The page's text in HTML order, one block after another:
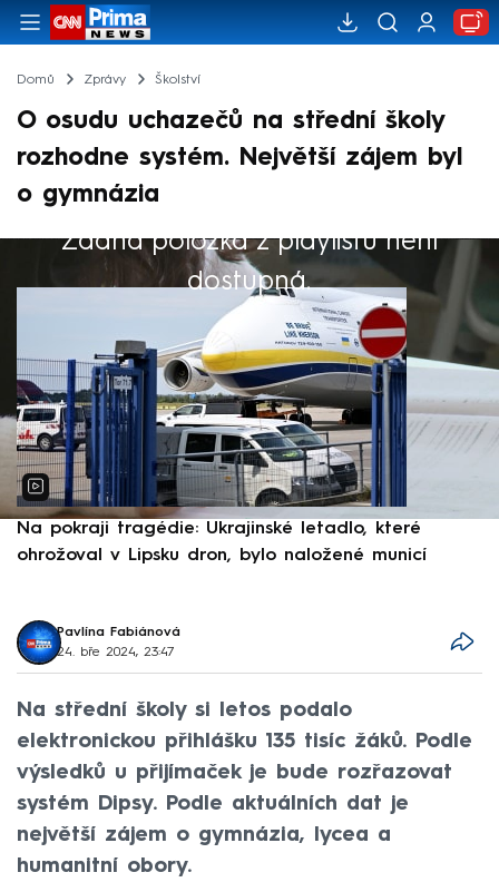
Domů Zprávy Školství
O osudu uchazečů na střední školy
rozhodne systém. Největší zájem byl
o gymnázia
Žádná položka z playlistu není
dostupná.
Výběr redakce
Na pokraji tragédie: Ukrajinské letadlo, které
ohrožoval v Lipsku dron, bylo naložené municí
Pavlína Fabiánová
24. bře 2024, 23:47
Na střední školy si letos podalo
elektronickou přihlášku 135 tisíc žáků. Podle
výsledků u přijímaček je bude rozřazovat
systém Dipsy. Podle aktuálních dat je
největší zájem o gymnázia, lycea a
humanitní obory.